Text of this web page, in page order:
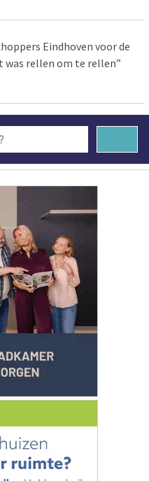
Eindhoven voor de
was rellen om te rellen”